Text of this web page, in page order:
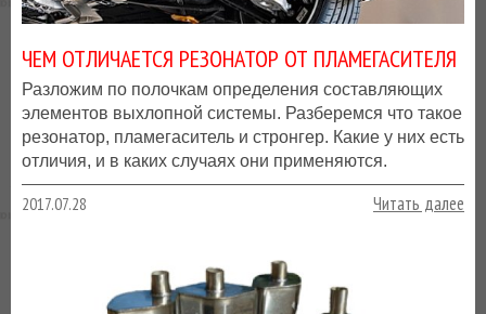
ЧЕМ ОТЛИЧАЕТСЯ РЕЗОНАТОР ОТ ПЛАМЕГАСИТЕЛЯ
Разложим по полочкам определения составляющих
элементов выхлопной системы. Разберемся что такое
резонатор, пламегаситель и стронгер. Какие у них есть
отличия, и в каких случаях они применяются.
2017.07.28 Читать далее